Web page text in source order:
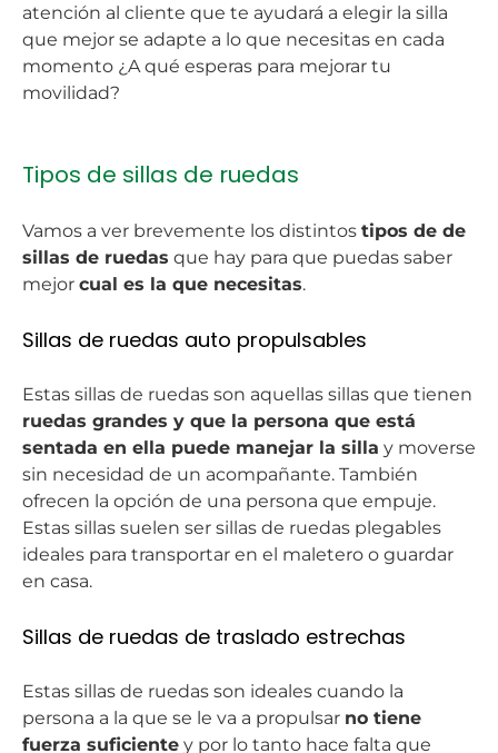
atención al cliente que te ayudará a elegir la silla
que mejor se adapte a lo que necesitas en cada
momento ¿A qué esperas para mejorar tu
movilidad?
Tipos de sillas de ruedas
Vamos a ver brevemente los distintos tipos de de
sillas de ruedas que hay para que puedas saber
mejor cual es la que necesitas.
Sillas de ruedas auto propulsables
Estas sillas de ruedas son aquellas sillas que tienen
ruedas grandes y que la persona que está
sentada en ella puede manejar la silla y moverse
sin necesidad de un acompañante. También
ofrecen la opción de una persona que empuje.
Estas sillas suelen ser sillas de ruedas plegables
ideales para transportar en el maletero o guardar
en casa.
Sillas de ruedas de traslado estrechas
Estas sillas de ruedas son ideales cuando la
persona a la que se le va a propulsar no tiene
fuerza suficiente y por lo tanto hace falta que